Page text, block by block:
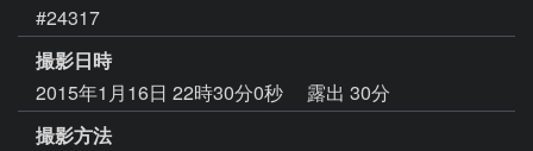
#24317
撮影日時
2015年1月16日 22時30分0秒
露出 30分
撮影方法